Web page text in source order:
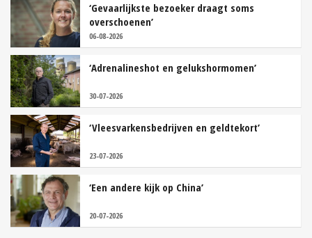
‘Gevaarlijkste bezoeker draagt soms
overschoenen’
06-08-2026
‘Adrenalineshot en gelukshormomen’
30-07-2026
‘Vleesvarkensbedrijven en geldtekort’
23-07-2026
‘Een andere kijk op China’
20-07-2026